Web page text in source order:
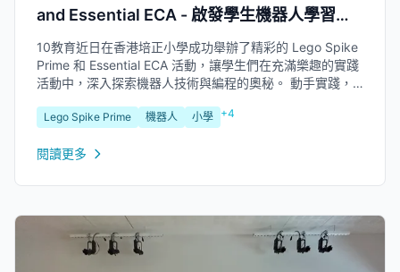
and Essential ECA - 啟發學生機器人學習之
旅
10教育近日在香港培正小學成功舉辦了精彩的 Lego Spike
Prime 和 Essential ECA 活動，讓學生們在充滿樂趣的實踐
活動中，深入探索機器人技術與編程的奧秘。 動手實踐，
Spike Prime...
Lego Spike Prime 機器人 小學 +4
閱讀更多